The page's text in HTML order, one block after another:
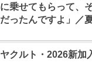
に乗せてもらって、
だったんですよ」／
ヤクルト・2026新加